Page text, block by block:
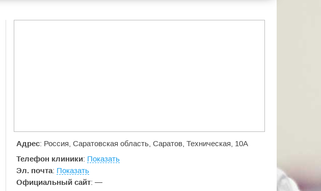
Адрес: Россия, Саратовская область, Саратов, Техническая, 10А
Телефон клиники: Показать
Эл. почта: Показать
Официальный сайт: —